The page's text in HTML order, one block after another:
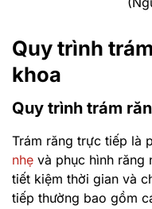
Quy trình
khoa
Quy trình trám
Trám răng trực tiếp là
nhẹ và phục hình răng
tiết kiệm thời gian và
tiếp thường bao gồm